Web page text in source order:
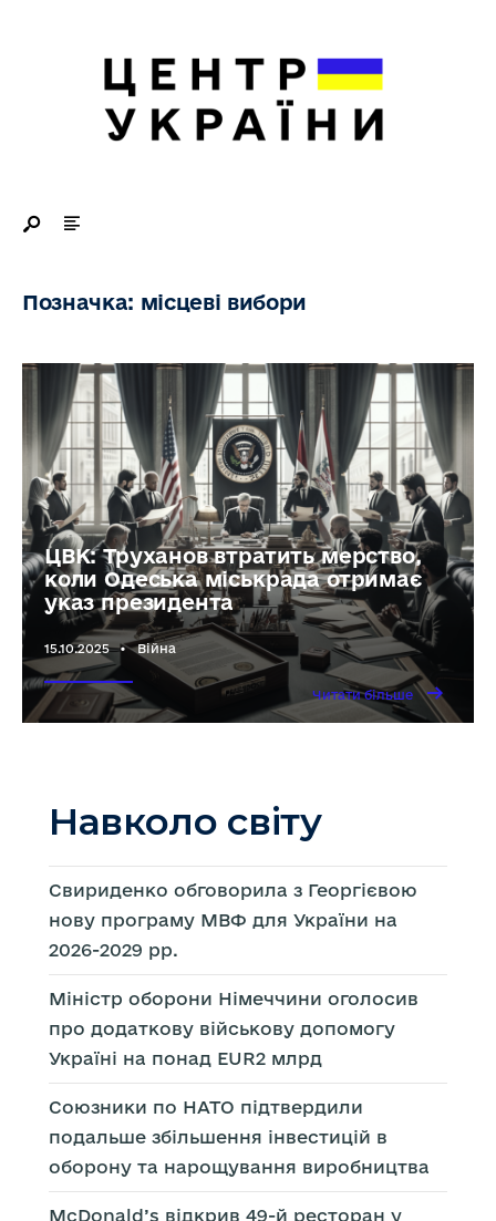
Позначка: місцеві вибори
ЦВК: Труханов втратить мерство,
коли Одеська міськрада отримає
указ президента
15.10.2025 • Війна
Читати більше →
Читати
більше
ЦВК:
Навколо світу
Свириденко обговорила з Георгієвою
нову програму МВФ для України на
2026-2029 рр.
Міністр оборони Німеччини оголосив
про додаткову військову допомогу
Україні на понад EUR2 млрд
Союзники по НАТО підтвердили
подальше збільшення інвестицій в
оборону та нарощування виробництва
McDonald’s відкрив 49-й ресторан у